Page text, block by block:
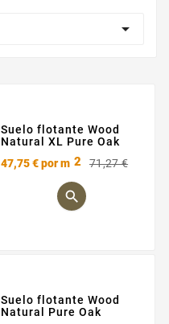

Suelo flotante Wood
Natural XL Pure Oak
47,75 €por m 2 71,27 €

Suelo flotante Wood
Natural Pure Oak